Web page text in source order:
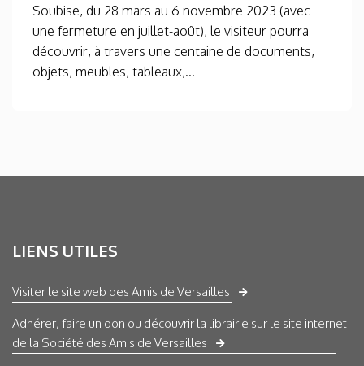
Soubise, du 28 mars au 6 novembre 2023 (avec
une fermeture en juillet-août), le visiteur pourra
découvrir, à travers une centaine de documents,
objets, meubles, tableaux,...
LIENS UTILES
Visiter le site web des Amis de Versailles
Adhérer, faire un don ou découvrir la librairie sur le site internet
de la Société des Amis de Versailles